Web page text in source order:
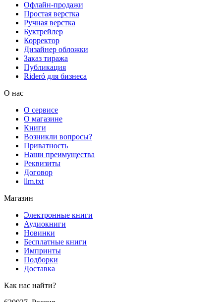
Офлайн-продажи
Простая верстка
Ручная верстка
Буктрейлер
Корректор
Дизайнер обложки
Заказ тиража
Публикация
Rideró для бизнеса
О нас
О сервисе
О магазине
Книги
Возникли вопросы?
Приватность
Наши преимущества
Реквизиты
Договор
llm.txt
Магазин
Электронные книги
Аудиокниги
Новинки
Бесплатные книги
Импринты
Подборки
Доставка
Как нас найти?